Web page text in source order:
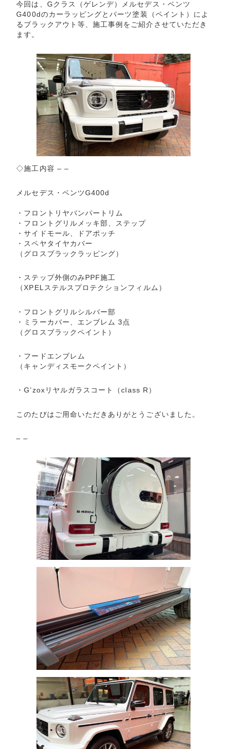
今回は、Gクラス（ゲレンデ）メルセデス・ベンツ
G400dのカーラッピングとパーツ塗装（ペイント）によ
るブラックアウト等、施工事例をご紹介させていただき
ます。
◇施工内容 – –
メルセデス・ベンツG400d
・フロントリヤバンパートリム
・フロントグリルメッキ部、ステップ
・サイドモール、ドアポッチ
・スペヤタイヤカバー
（グロスブラックラッピング）
・ステップ外側のみPPF施工
（XPELステルスプロテクションフィルム）
・フロントグリルシルバー部
・ミラーカバー、エンブレム 3点
（グロスブラックペイント）
・フードエンブレム
（キャンディスモークペイント）
・G’zoxリヤルガラスコート（class R）
このたびはご用命いただきありがとうございました。
– –